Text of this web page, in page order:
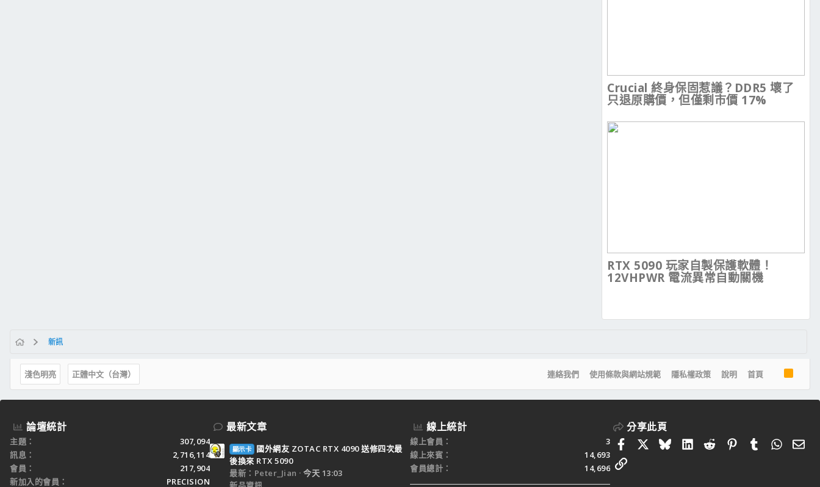
Crucial 終身保固惹議？DDR5 壞了
只退原購價，但僅剩市價 17%
RTX 5090 玩家自製保護軟體！
12VHPWR 電流異常自動關機
新訊
淺色明亮 正體中文（台灣） 連絡我們 使用條款與網站規範 隱私權政策 說明 首頁
S
論壇統計
主題
307,094
訊息
2,716,114
會員
217,904
新加入的會員
PRECISION
最新文章
顯示卡
國外網友 ZOTAC RTX 4090 送修四次最
後換來 RTX 5090
最新：Peter_Jian
今天 13:03
線上統計
線上會員
3
線上來賓
14,693
會員總計
14,696
分享此頁
FacebookBlueskyLinkedIn
RedditPinterestTumblr 電
連結